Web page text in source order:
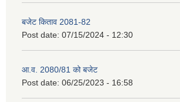
बजेट किताव 2081-82
Post date: 07/15/2024 - 12:30
आ.व. 2080/81 को बजेट
Post date: 06/25/2023 - 16:58